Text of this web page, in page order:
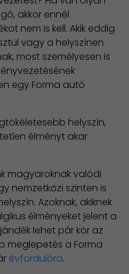
akkor ennél
nem is kell. Akik eddig
vagy a helyszínen
most személyesen is
egy Forma autó
helyszín,
élményt akar
magyaroknak valódi
nemzetközi szinten is
Azoknak, akiknek
élményeket jelent a
lehet pár kör az
meglepetés a Forma
évfordulóra.